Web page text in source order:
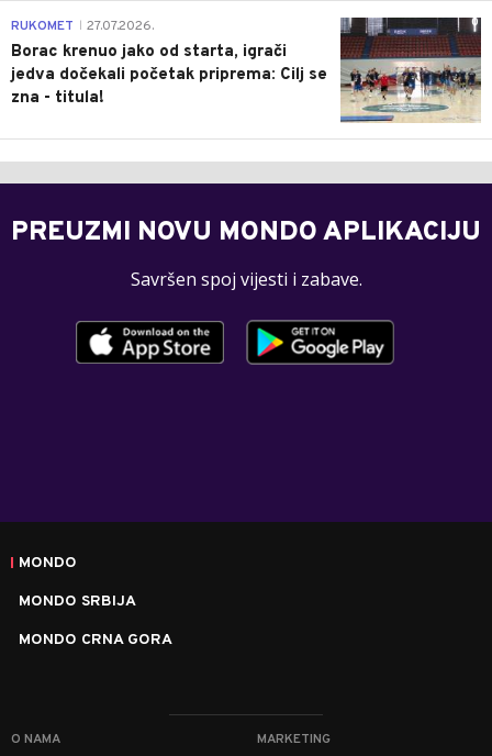
0
RUKOMET 27.07.2026.
Borac krenuo jako od starta, igrači
jedva dočekali početak priprema: Cilj se
zna - titula!
PREUZMI NOVU MONDO APLIKACIJU
Savršen spoj vijesti i zabave.
MONDO
MONDO SRBIJA
MONDO CRNA GORA
O NAMA MARKETING